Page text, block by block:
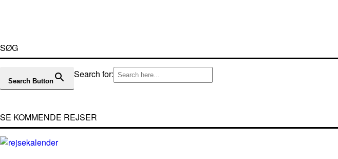
SØG
Search for:
Search Button
SE KOMMENDE REJSER